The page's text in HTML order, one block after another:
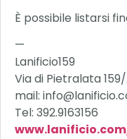
È possibile listarsi
—
Lanificio159
Via di Pietralata
mail:
Tel: 392.9163156